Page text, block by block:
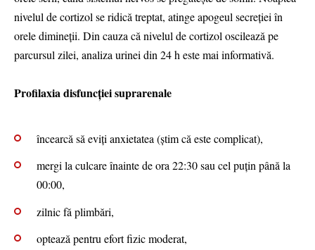
nivelul de cortizol se ridică treptat, atinge apogeul secreției în
orele dimineții. Din cauza că nivelul de cortizol oscilează pe
parcursul zilei, analiza urinei din 24 h este mai informativă.
Profilaxia disfuncției suprarenale
încearcă să eviți anxietatea (știm că este complicat),
mergi la culcare înainte de ora 22:30 sau cel puțin până la
00:00,
zilnic fă plimbări,
optează pentru efort fizic moderat,